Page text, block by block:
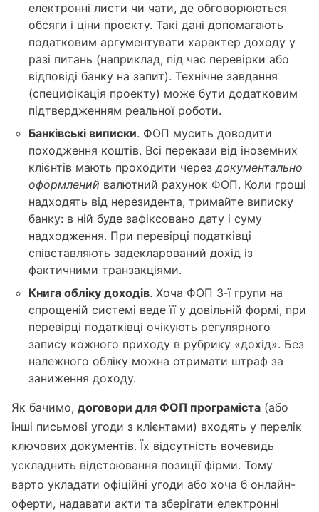
електронні листи чи чати, де обговорюються
обсяги і ціни проєкту. Такі дані допомагають
податковим аргументувати характер доходу у
разі питань (наприклад, під час перевірки або
відповіді банку на запит). Технічне завдання
(специфікація проекту) може бути додатковим
підтвердженням реальної роботи.
Банківські виписки. ФОП мусить доводити
походження коштів. Всі перекази від іноземних
клієнтів мають проходити черездокументально
оформлений валютний рахунок ФОП. Коли гроші
надходять від нерезидента, тримайте виписку
банку: в ній буде зафіксовано дату і суму
надходження. При перевірці податківці
співставляють задекларований дохід із
фактичними транзакціями.
Книга обліку доходів. Хоча ФОП 3‑ї групи на
спрощеній системі веде її у довільній формі, при
перевірці податківці очікують регулярного
запису кожного приходу в рубрику «дохід». Без
належного обліку можна отримати штраф за
заниження доходу.
Як бачимо, договори для ФОП програміста (або
інші письмові угоди з клієнтами) входять у перелік
ключових документів. Їх відсутність вочевидь
ускладнить відстоювання позиції фірми. Тому
варто укладати офіційні угоди або хоча б онлайн-
оферти, надавати акти та зберігати електронні